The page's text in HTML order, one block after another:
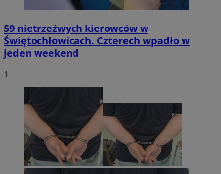
59 nietrzeźwych kierowców w
Świętochłowicach. Czterech wpadło w
jeden weekend
1